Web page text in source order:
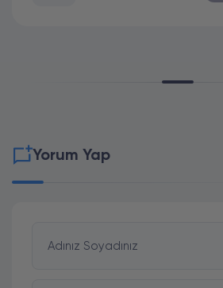
Yorum Yap
Adınız Soyadınız